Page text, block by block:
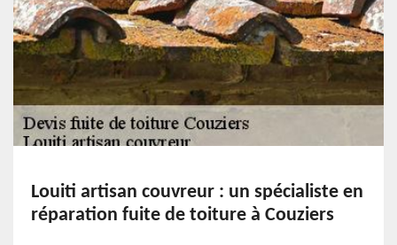
Louiti artisan couvreur : un spécialiste en
réparation fuite de toiture à Couziers